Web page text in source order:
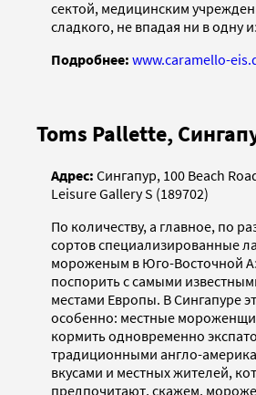
сектой, медицинским
сладкого, не впадая ни в одну
Подробнее: www.caramello-
Toms Pallette,
Адрес: Сингапур, 100 Beach
Leisure Gallery S (189702)
По количеству, а главное, по
сортов специализированные
мороженым в Юго-Восточной
поспорить с самыми
местами Европы. В Сингапуре
особенно: местные
кормить одновременно
традиционными англо-
вкусами и местных жителей,
предпочитают, скажем,